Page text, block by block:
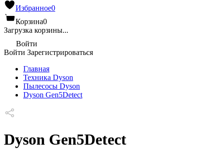
Избранное0
Корзина0
Загрузка корзины...
Войти
Войти Зарегистрироваться
Главная
Техника Dyson
Пылесосы Dyson
Dyson Gen5Detect
Dyson Gen5Detect